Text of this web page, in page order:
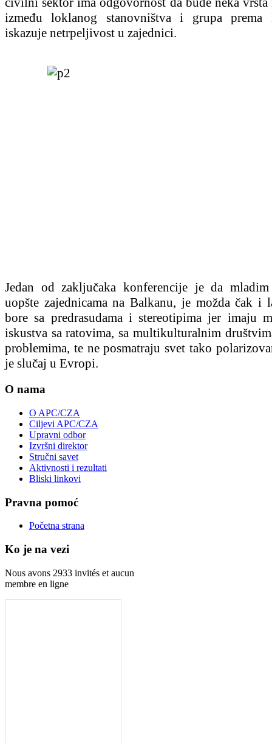
između loklanog stanovništva i grupa prema
iskazuje netrpeljivost u zajednici.
Jedan od zaključaka konferencije je da
uopšte zajednicama na Balkanu, je možda čak i
bore sa predrasudama i stereotipima jer imaju
iskustva sa ratovima, sa multikulturalnim
problemima, te ne posmatraju svet tako
je slučaj u Evropi.
O nama
O APC/CZA
Ciljevi APC/CZA
Upravni odbor
Izvršni direktor
Stručni savet
Aktivnosti i rezultati
Bliski linkovi
Pravna pomoć
Početna strana
Ko je na vezi
Nous avons 2933 invités et aucun
membre en ligne